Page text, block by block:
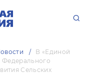
В «Единой
Федерального
Сельских